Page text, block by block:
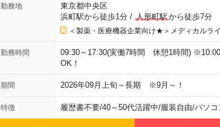
勤務地
東京都中央区
浜町駅から徒歩1分/ 人形町駅から徒歩7分
＜製薬・医療機器企業向け★＞メディカルラ
勤務時間
09:30～17:30(実働7時間 休憩1時間)
OK！
期間 2026年09月上旬～長期 ※9月～！
特徴 履歴書不要/40～50代活躍中/服装自由/パソコ